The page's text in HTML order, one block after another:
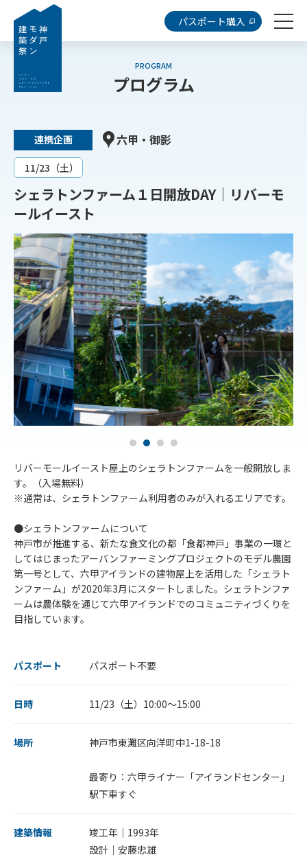
パスポート購入
PROGRAM
プログラム
連携企画 六甲・御影
11/23（土）
シェラトンファーム１日開放DAY｜リバーモ
ールイースト
リバーモールイースト屋上のシェラトンファームを一般開放しま
す。（入場無料）
※通常は、シェラトンファーム利用者のみが入れるエリアです。
●シェラトンファームについて
神戸市が推進する、新たな食文化の都「食都神戸」事業の一環と
してはじまったアーバンファーミングプロジェクトのモデル農園
第一号として、六甲アイランドの建物屋上を活用した「シェラト
ンファーム」が2020年3月にスタートしました。シェラトンファ
ームは農体験を通じて六甲アイランドでのコミュニティづくりを
目指しています。
パスポート パスポート不要
日時 11/23（土）10:00～15:00
場所 神戸市東灘区向洋町中1-18-18
最寄り：六甲ライナー「アイランドセンター」
駅下車すぐ
建築情報
竣工年｜1993年
設計｜安藤忠雄